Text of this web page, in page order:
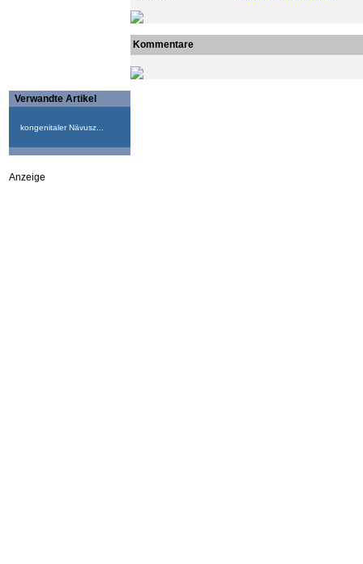
Kommentare
Verwandte Artikel
kongenitaler Nävusz...
Anzeige